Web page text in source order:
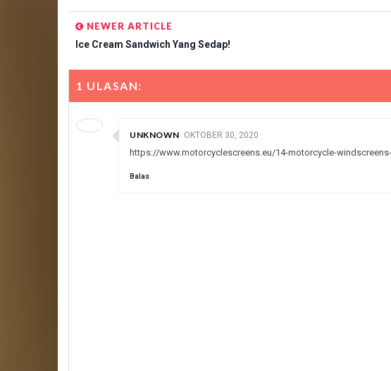
NEWER ARTICLE
Ice Cream Sandwich Yang Sedap!
1 ULASAN:
UNKNOWN OKTOBER 30, 2020
https://www.motorcyclescreens.eu/14-motorcycle-
Balas